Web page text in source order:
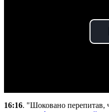
16:16. "Шоковано перепитав,